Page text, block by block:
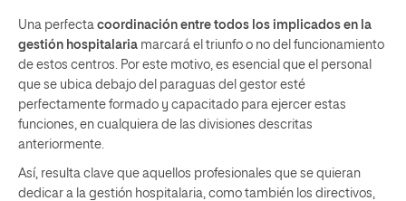
Una perfecta coordinación entre todos los implicados en la
gestión hospitalaria marcará el triunfo o no del funcionamiento
de estos centros. Por este motivo, es esencial que el personal
que se ubica debajo del paraguas del gestor esté
perfectamente formado y capacitado para ejercer estas
funciones, en cualquiera de las divisiones descritas
anteriormente.
Así, resulta clave que aquellos profesionales que se quieran
dedicar a la gestión hospitalaria, como también los directivos,